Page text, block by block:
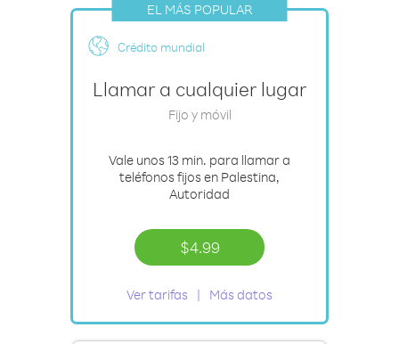
EL MÁS POPULAR
Crédito mundial
Llamar a cualquier lugar
Fijo y móvil
Vale unos 13 min. para llamar a
teléfonos fijos en Palestina,
Autoridad
$4.99
Ver tarifas Más datos